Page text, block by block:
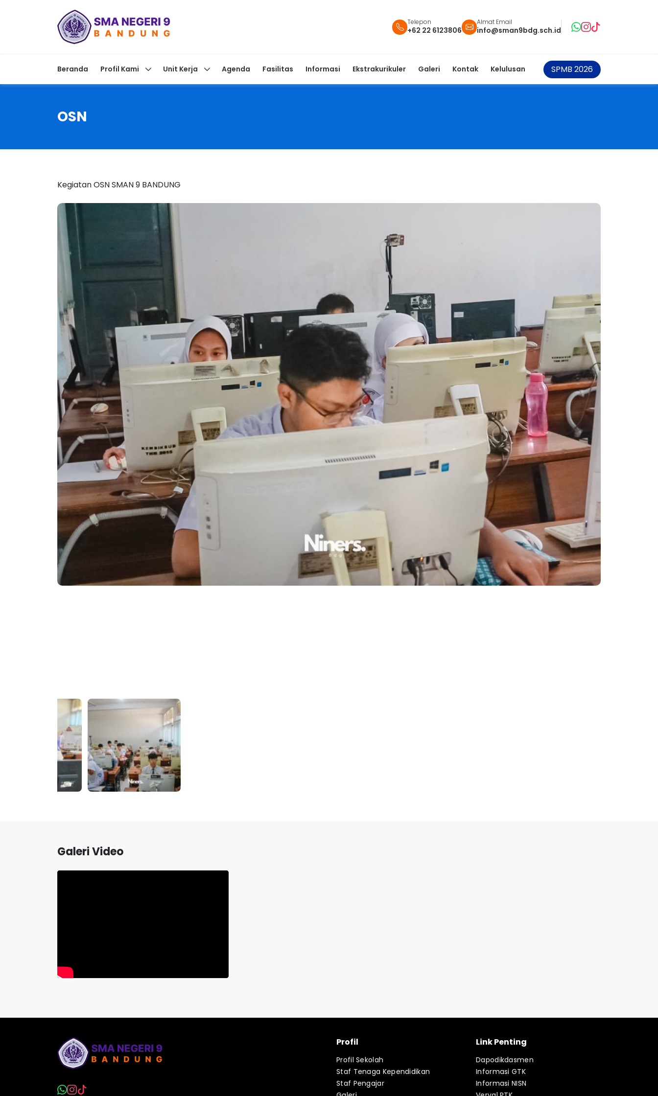
Telepon
+62 22 6123806
Almat Email
info@sman9bdg.sch.id
Beranda Profil Kami Unit Kerja Agenda Fasilitas Informasi Ekstrakurikuler Galeri Kontak Kelulusan SPMB 2026
OSN
Kegiatan OSN SMAN 9 BANDUNG
Galeri Video
Profil
Profil Sekolah
Staf Tenaga Kependidikan
Staf Pengajar
Link Penting
Dapodikdasmen
Informasi GTK
Informasi NISN